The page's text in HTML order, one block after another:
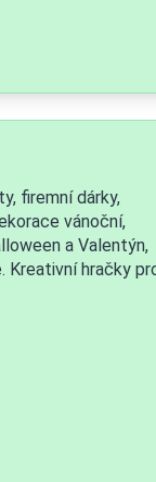
firemní dárky,
vánoční,
a Valentýn,
Kreativní hračky